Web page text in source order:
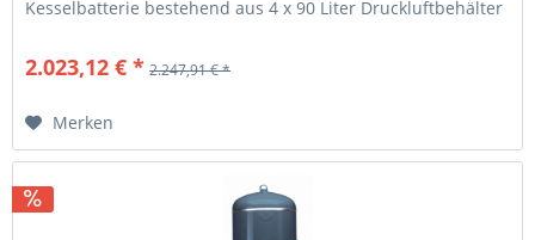
Kesselbatterie bestehend aus 4 x 90 Liter Druckluftbehälter
2.023,12 € * 2.247,91 € *
Merken